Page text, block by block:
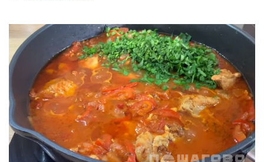
Грузинский чахохбили